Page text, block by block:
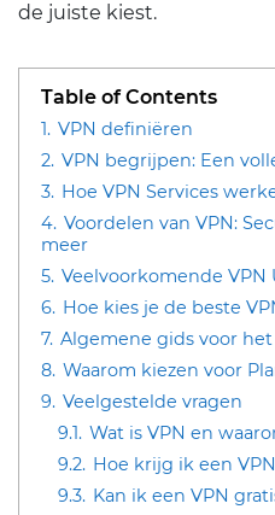
de juiste kiest.
Table of Contents
1. VPN definiëren
2. VPN begrijpen: Een
3. Hoe VPN Services
4. Voordelen van VPN:
meer
5. Veelvoorkomende VPN
6. Hoe kies je de beste
7. Algemene gids voor
8. Waarom kiezen voor
9. Veelgestelde vragen
9.1. Wat is VPN en
9.2. Hoe krijg ik een
9.3. Kan ik een VPN